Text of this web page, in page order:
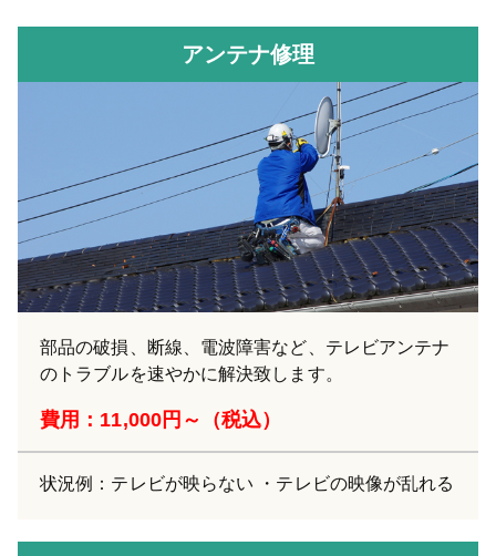
アンテナ修理
部品の破損、断線、電波障害など、テレビアンテナ
のトラブルを速やかに解決致します。
費用：11,000円～（税込）
状況例：テレビが映らない ・テレビの映像が乱れる